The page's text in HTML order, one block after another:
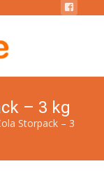
– 3 kg
Storpack – 3